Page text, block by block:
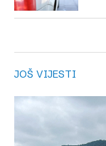
JOŠ VIJESTI